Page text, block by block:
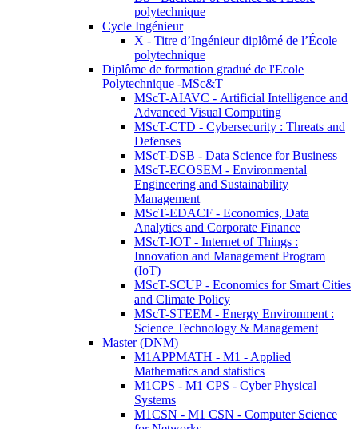
polytechnique
Cycle Ingénieur
X - Titre d’Ingénieur diplômé de l’École
polytechnique
Diplôme de formation gradué de l'Ecole
Polytechnique -MSc&T
MScT-AIAVC - Artificial Intelligence and
Advanced Visual Computing
MScT-CTD - Cybersecurity : Threats and
Defenses
MScT-DSB - Data Science for Business
MScT-ECOSEM - Environmental
Engineering and Sustainability
Management
MScT-EDACF - Economics, Data
Analytics and Corporate Finance
MScT-IOT - Internet of Things :
Innovation and Management Program
(IoT)
MScT-SCUP - Economics for Smart Cities
and Climate Policy
MScT-STEEM - Energy Environment :
Science Technology & Management
Master (DNM)
M1APPMATH - M1 - Applied
Mathematics and statistics
M1CPS - M1 CPS - Cyber Physical
Systems
M1CSN - M1 CSN - Computer Science